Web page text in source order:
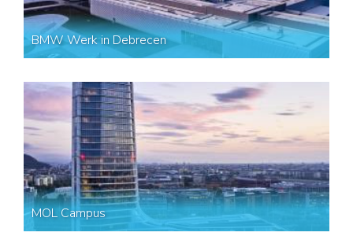
BMW Werk in Debrecen
MOL Campus